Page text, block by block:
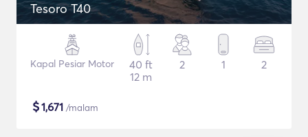
Tesoro T40
Kapal Pesiar Motor
40 ft
12 m
2 1 2
$1,671 /malam